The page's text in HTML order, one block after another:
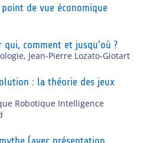
de vue économique
comment et jusqu’où ?
, Jean-Pierre Lozato-Giotart
: la théorie des jeux
Robotique Intelligence